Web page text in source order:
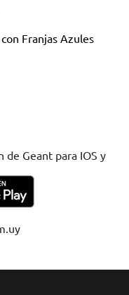
Franjas Azules
de Geant para IOS y